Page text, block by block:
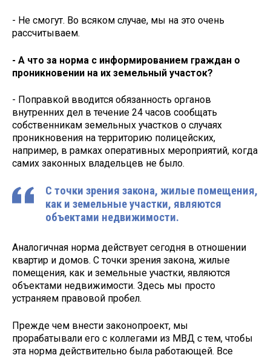
- Не смогут. Во всяком случае, мы на это очень
рассчитываем.
- А что за норма с информированием граждан о
проникновении на их земельный участок?
- Поправкой вводится обязанность органов
внутренних дел в течение 24 часов сообщать
собственникам земельных участков о случаях
проникновения на территорию полицейских,
например, в рамках оперативных мероприятий, когда
самих законных владельцев не было.
С точки зрения закона, жилые помещения,
как и земельные участки, являются
объектами недвижимости.
Аналогичная норма действует сегодня в отношении
квартир и домов. С точки зрения закона, жилые
помещения, как и земельные участки, являются
объектами недвижимости. Здесь мы просто
устраняем правовой пробел.
Прежде чем внести законопроект, мы
прорабатывали его с коллегами из МВД с тем, чтобы
эта норма действительно была работающей. Все